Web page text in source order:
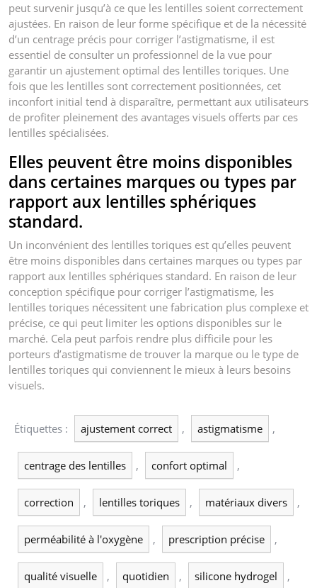
peut survenir jusqu’à ce que les lentilles soient correctement
ajustées. En raison de leur forme spécifique et de la nécessité
d’un centrage précis pour corriger l’astigmatisme, il est
essentiel de consulter un professionnel de la vue pour
garantir un ajustement optimal des lentilles toriques. Une
fois que les lentilles sont correctement positionnées, cet
inconfort initial tend à disparaître, permettant aux utilisateurs
de profiter pleinement des avantages visuels offerts par ces
lentilles spécialisées.
Elles peuvent être moins disponibles
dans certaines marques ou types par
rapport aux lentilles sphériques
standard.
Un inconvénient des lentilles toriques est qu’elles peuvent
être moins disponibles dans certaines marques ou types par
rapport aux lentilles sphériques standard. En raison de leur
conception spécifique pour corriger l’astigmatisme, les
lentilles toriques nécessitent une fabrication plus complexe et
précise, ce qui peut limiter les options disponibles sur le
marché. Cela peut parfois rendre plus difficile pour les
porteurs d’astigmatisme de trouver la marque ou le type de
lentilles toriques qui conviennent le mieux à leurs besoins
visuels.
Étiquettes : ajustement correct , astigmatisme ,
centrage des lentilles , confort optimal ,
correction , lentilles toriques , matériaux divers ,
perméabilité à l'oxygène , prescription précise ,
qualité visuelle , quotidien , silicone hydrogel ,